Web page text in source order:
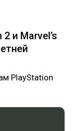
и Marvel’s
PlayStation